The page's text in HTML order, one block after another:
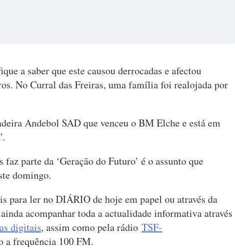
a saber que este causou derrocadas e afectou
No Curral das Freiras, uma família foi realojada por
Andebol SAD que venceu o BM Elche e está em
faz parte da ‘Geração do Futuro’ é o assunto que
domingo.
para ler no DIÁRIO de hoje em papel ou através da
acompanhar toda a actualidade informativa através
digitais, assim como pela rádio TSF-
a frequência 100 FM.